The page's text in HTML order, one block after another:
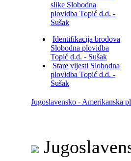
slike Slobodna
plovidba Topić d.d. -
Sušak
Identifikacija brodova
Slobodna plovidba
Topić d.d. - Sušak
Stare vijesti Slobodna
plovidba Topić d.d. -
Sušak
Jugoslavensko - Amerikanska